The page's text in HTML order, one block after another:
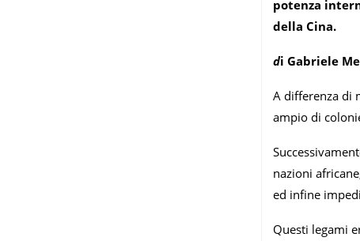
potenza
della Cina.
di Gabriele
A differenza di
ampio di
nazioni
ed infine
Questi legami